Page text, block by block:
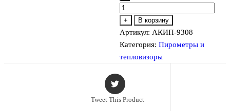
Количество
товара
АКИП-9308
Инфракрасный
измеритель
(пирометр)
+ В корзину
Артикул: АКИП-9308
Категория: Пирометры и
тепловизоры
Tweet This Product